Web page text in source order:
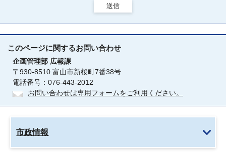
送信
このページに関するお問い合わせ
企画管理部 広報課
〒930-8510 富山市新桜町7番38号
電話番号：076-443-2012
お問い合わせは専用フォームをご利用ください。
市政情報